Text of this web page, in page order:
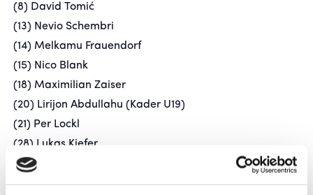
(8) David Tomić
(13) Nevio Schembri
(14) Melkamu Frauendorf
(15) Nico Blank
(18) Maximilian Zaiser
(20) Lirijon Abdullahu (Kader U19)
(21) Per Lockl
(28) Lukas Kiefer
(37) Flamur Berisha
(38) Christian Mauersberger